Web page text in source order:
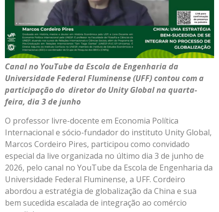
Canal no YouTube da Escola de Engenharia da
Universidade Federal Fluminense (UFF) contou com a
participação do diretor do Unity Global na quarta-
feira, dia 3 de junho
O professor livre-docente em Economia Política
Internacional e sócio-fundador do instituto Unity Global,
Marcos Cordeiro Pires, participou como convidado
especial da live organizada no último dia 3 de junho de
2026, pelo canal no YouTube da Escola de Engenharia da
Universidade Federal Fluminense, a UFF. Cordeiro
abordou a estratégia de globalização da China e sua
bem sucedida escalada de integração ao comércio